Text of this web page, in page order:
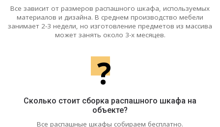
Все зависит от размеров распашного шкафа, используемых
материалов и дизайна. В среднем производство мебели
занимает 2-3 недели, но изготовление предметов из массива
может занять около 3-х месяцев.
?
Сколько стоит сборка распашного шкафа на
объекте?
Все распашные шкафы собираем бесплатно.